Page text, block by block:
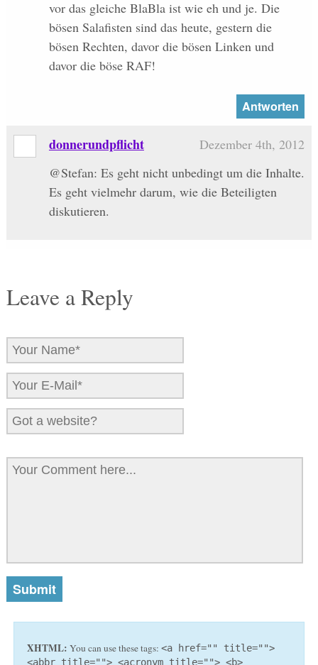
vor das gleiche BlaBla ist wie eh und je. Die
bösen Salafisten sind das heute, gestern die
bösen Rechten, davor die bösen Linken und
davor die böse RAF!
Antworten
donnerundpflicht
Dezember 4th, 2012
@Stefan: Es geht nicht unbedingt um die Inhalte.
Es geht vielmehr darum, wie die Beteiligten
diskutieren.
Leave a Reply
XHTML: You can use these tags: <a href="" title="">
<abbr title=""> <acronym title=""> <b>